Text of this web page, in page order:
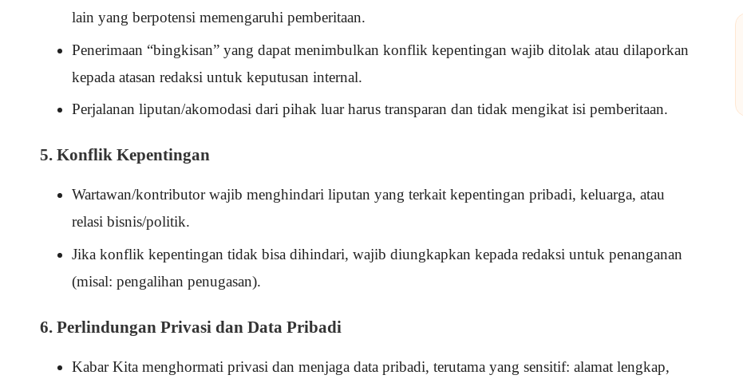
lain yang berpotensi memengaruhi pemberitaan.
Penerimaan “bingkisan” yang dapat menimbulkan konflik kepentingan wajib ditolak atau dilaporkan
kepada atasan redaksi untuk keputusan internal.
Perjalanan liputan/akomodasi dari pihak luar harus transparan dan tidak mengikat isi pemberitaan.
5. Konflik Kepentingan
Wartawan/kontributor wajib menghindari liputan yang terkait kepentingan pribadi, keluarga, atau
relasi bisnis/politik.
Jika konflik kepentingan tidak bisa dihindari, wajib diungkapkan kepada redaksi untuk penanganan
(misal: pengalihan penugasan).
6. Perlindungan Privasi dan Data Pribadi
Kabar Kita menghormati privasi dan menjaga data pribadi, terutama yang sensitif: alamat lengkap,